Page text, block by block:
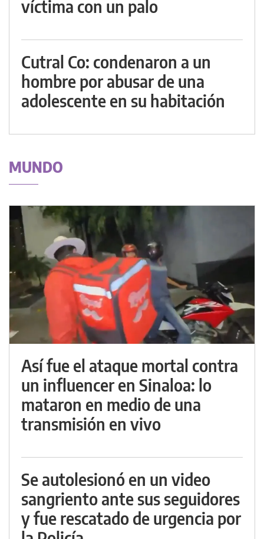
víctima con un palo
Cutral Co: condenaron a un
hombre por abusar de una
adolescente en su habitación
MUNDO
Así fue el ataque mortal contra
un influencer en Sinaloa: lo
mataron en medio de una
transmisión en vivo
Se autolesionó en un video
sangriento ante sus seguidores
y fue rescatado de urgencia por